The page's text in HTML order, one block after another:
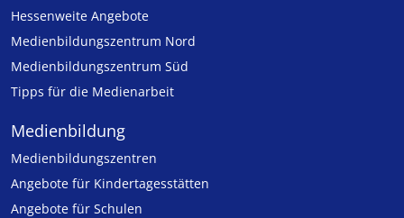
Hessenweite Angebote
Medienbildungszentrum Nord
Medienbildungszentrum Süd
Tipps für die Medienarbeit
Medienbildung
Medien­bildungs­zentren
Angebote für Kinder­tages­stätten
Angebote für Schulen